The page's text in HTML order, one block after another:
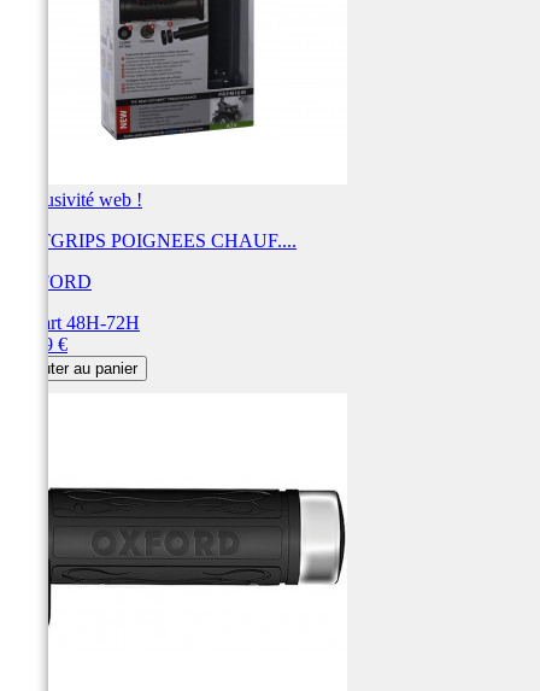
Exclusivité web !
HOTGRIPS POIGNEES CHAUF....
OXFORD
Départ 48H-72H
91,79 €
Ajouter au panier